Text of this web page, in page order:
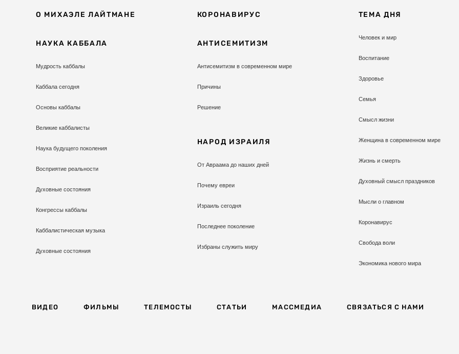
О МИХАЭЛЕ ЛАЙТМАНЕ
НАУКА КАББАЛА
Мудрость каббалы
Каббала сегодня
Основы каббалы
Великие каббалисты
Наука будущего поколения
Восприятие реальности
Духовные состояния
Конгрессы каббалы
Каббалистическая музыка
Духовные состояния
КОРОНАВИРУС
АНТИСЕМИТИЗМ
Антисемитизм в современном мире
Причины
Решение
НАРОД ИЗРАИЛЯ
От Авраама до наших дней
Почему евреи
Израиль сегодня
Последнее поколение
Избраны служить миру
ТЕМА ДНЯ
Человек и мир
Воспитание
Здоровье
Семья
Смысл жизни
Женщина в современном мире
Жизнь и смерть
Духовный смысл праздников
Мысли о главном
Коронавирус
Свобода воли
Экономика нового мира
ВИДЕО ФИЛЬМЫ ТЕЛЕМОСТЫ СТАТЬИ МАССМЕДИА СВЯЗАТЬСЯ С НАМИ